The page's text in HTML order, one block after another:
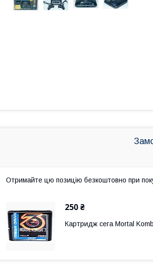
Отримайте цю позицію безкоштовно при
250 ₴
Картридж сега Mortal